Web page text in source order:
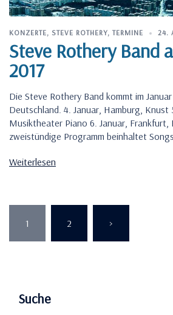
KONZERTE, STEVE ROTHERY, TERMINE 24.
Steve Rothery Band
2017
Die Steve Rothery Band kommt im
Deutschland. 4. Januar, Hamburg, Knust
Musiktheater Piano 6. Januar, Frankfurt,
zweistündige Programm beinhaltet
Weiterlesen
der
Beiträge
1 2 >
Suche